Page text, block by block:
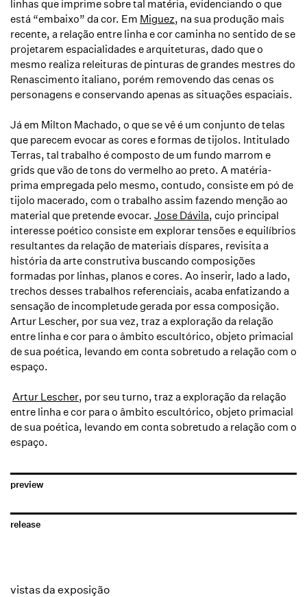
linhas que imprime sobre tal matéria, evidenciando o que
está “embaixo” da cor. Em Miguez, na sua produção mais
recente, a relação entre linha e cor caminha no sentido de se
projetarem espacialidades e arquiteturas, dado que o
mesmo realiza releituras de pinturas de grandes mestres do
Renascimento italiano, porém removendo das cenas os
personagens e conservando apenas as situações espaciais.
Já em Milton Machado, o que se vê é um conjunto de telas
que parecem evocar as cores e formas de tijolos. Intitulado
Terras, tal trabalho é composto de um fundo marrom e
grids que vão de tons do vermelho ao preto. A matéria-
prima empregada pelo mesmo, contudo, consiste em pó de
tijolo macerado, com o trabalho assim fazendo menção ao
material que pretende evocar. Jose Dávila, cujo principal
interesse poético consiste em explorar tensões e equilíbrios
resultantes da relação de materiais díspares, revisita a
história da arte construtiva buscando composições
formadas por linhas, planos e cores. Ao inserir, lado a lado,
trechos desses trabalhos referenciais, acaba enfatizando a
sensação de incompletude gerada por essa composição.
Artur Lescher, por sua vez, traz a exploração da relação
entre linha e cor para o âmbito escultórico, objeto primacial
de sua poética, levando em conta sobretudo a relação com o
espaço.
Artur Lescher, por seu turno, traz a exploração da relação
entre linha e cor para o âmbito escultórico, objeto primacial
de sua poética, levando em conta sobretudo a relação com o
espaço.
preview
release
vistas da exposição